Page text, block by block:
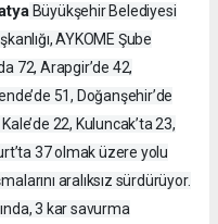
Büyükşehir Belediyesi
AYKOME Şube
72, Arapgir’de 42,
51, Doğanşehir’de
22, Kuluncak’ta 23,
37 olmak üzere yolu
aralıksız sürdürüyor.
3 kar savurma